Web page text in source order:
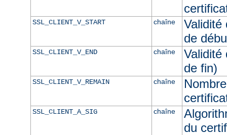
SSL_CLIENT_V_START chaîne
Validité
de
SSL_CLIENT_V_END chaîne
Validité
de fin)
SSL_CLIENT_V_REMAIN chaîne
SSL_CLIENT_A_SIG chaîne
du